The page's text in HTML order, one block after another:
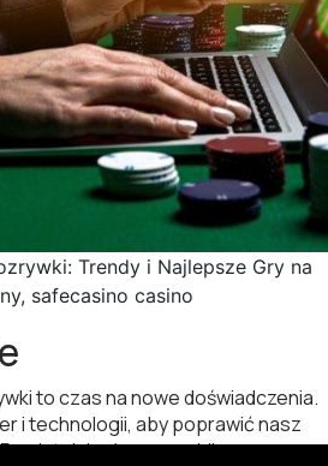
Trendy i Najlepsze Gry na
safecasino casino
to czas na nowe doświadczenia.
i technologii, aby poprawić nasz
że gry mobilne są